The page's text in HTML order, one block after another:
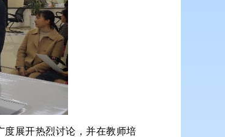
度展开热烈讨论，并在教师培